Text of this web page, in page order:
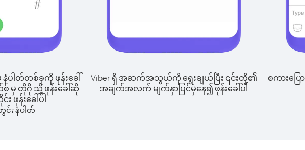
ပါတ်တစ်ခုကို ဖုန်းခေါ်
မှ တိုဂို သို့ ဖုန်းခေါ်ဆို
ဖုန်းခေါ်ပါ-
း နံပါတ်
Viber ရှိ အဆက်အသွယ်ကို ရွေးချယ်ပြီး ၎င်းတို့၏
အချက်အလက် မျက်နှာပြင်မှနေ၍ ဖုန်းခေါ်ပါ
စကားပြေ